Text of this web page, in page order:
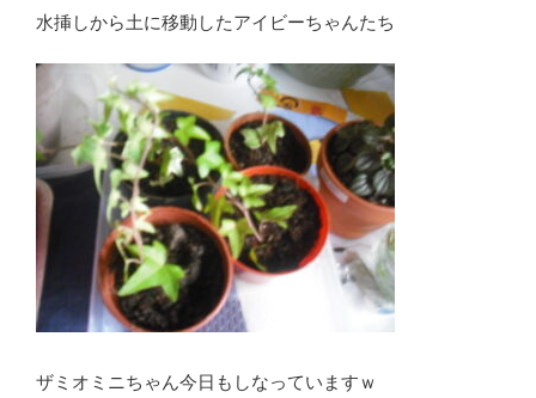
水挿しから土に移動したアイビーちゃんたち
ザミオミニちゃん今日もしなっていますｗ